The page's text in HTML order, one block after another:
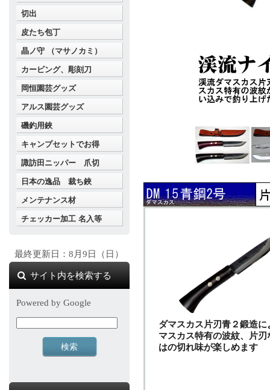
ダマスカス片刃青２鍛造に
マスカス特有の波紋、片刃
はの切れ味が楽しめます
切出
皮たち包丁
晶ノ守 （マサノカミ）
カービング、彫刻刀
岡恒園芸グッズ
アルス園芸グッズ
磯釣用鋏
キャンプセットでお得
諏訪田ニッパー 爪切
日本の逸品 裁ち鋏
メンテナンス材
チェッカー加工 名入等
最終更新日：8月9日（日）
サイト内を検索する
Powered by Google